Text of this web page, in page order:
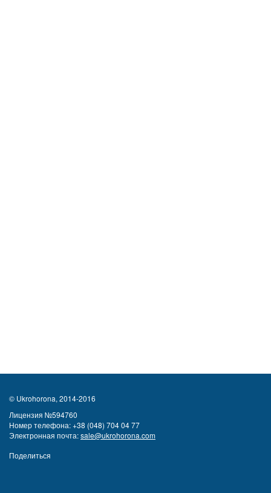
© Ukrohorona, 2014-2016
Лицензия №594760
Номер телефона:+38 (048) 704 04 77
Электронная почта:sale@ukrohorona.com
Поделиться